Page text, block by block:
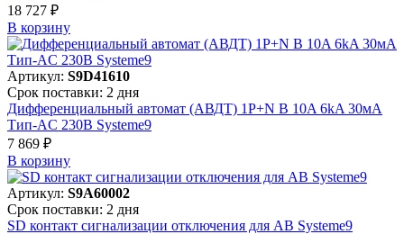
18 727 ₽
В корзинy
Артикул: S9D41610
Срок поставки: 2 дня
Дифференциальный автомат (АВДТ) 1P+N B 10A 6kA 30мА
Тип-AC 230В Systeme9
7 869 ₽
В корзинy
Артикул: S9A60002
Срок поставки: 2 дня
SD контакт сигнализации отключения для АВ Systeme9